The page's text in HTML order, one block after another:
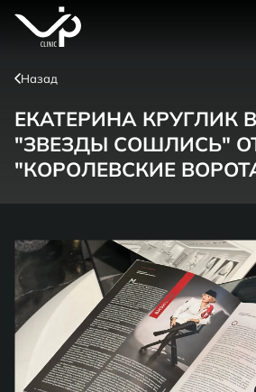
Назад
ЕКАТЕРИНА КРУГЛИК
"ЗВЕЗДЫ СОШЛИСЬ"
"КОРОЛЕВСКИЕ